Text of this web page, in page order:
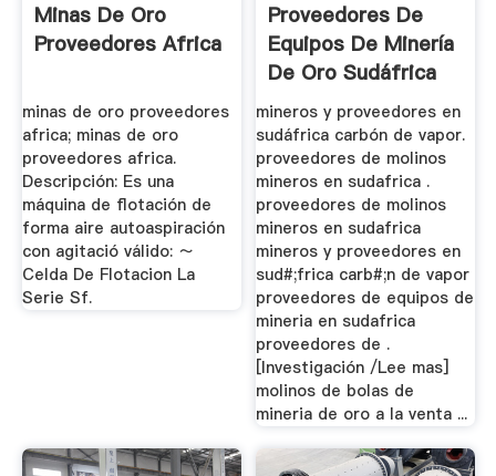
Minas De Oro
Proveedores Africa
minas de oro proveedores
africa; minas de oro
proveedores africa.
Descripción: Es una
máquina de flotación de
forma aire autoaspiración
con agitació válido: ～
Celda De Flotacion La
Serie Sf.
Proveedores De
Equipos De Minería
De Oro Sudáfrica
mineros y proveedores en
sudáfrica carbón de vapor.
proveedores de molinos
mineros en sudafrica .
proveedores de molinos
mineros en sudafrica
mineros y proveedores en
sud#;frica carb#;n de vapor
proveedores de equipos de
mineria en sudafrica
proveedores de .
[Investigación /Lee mas]
molinos de bolas de
mineria de oro a la venta ...